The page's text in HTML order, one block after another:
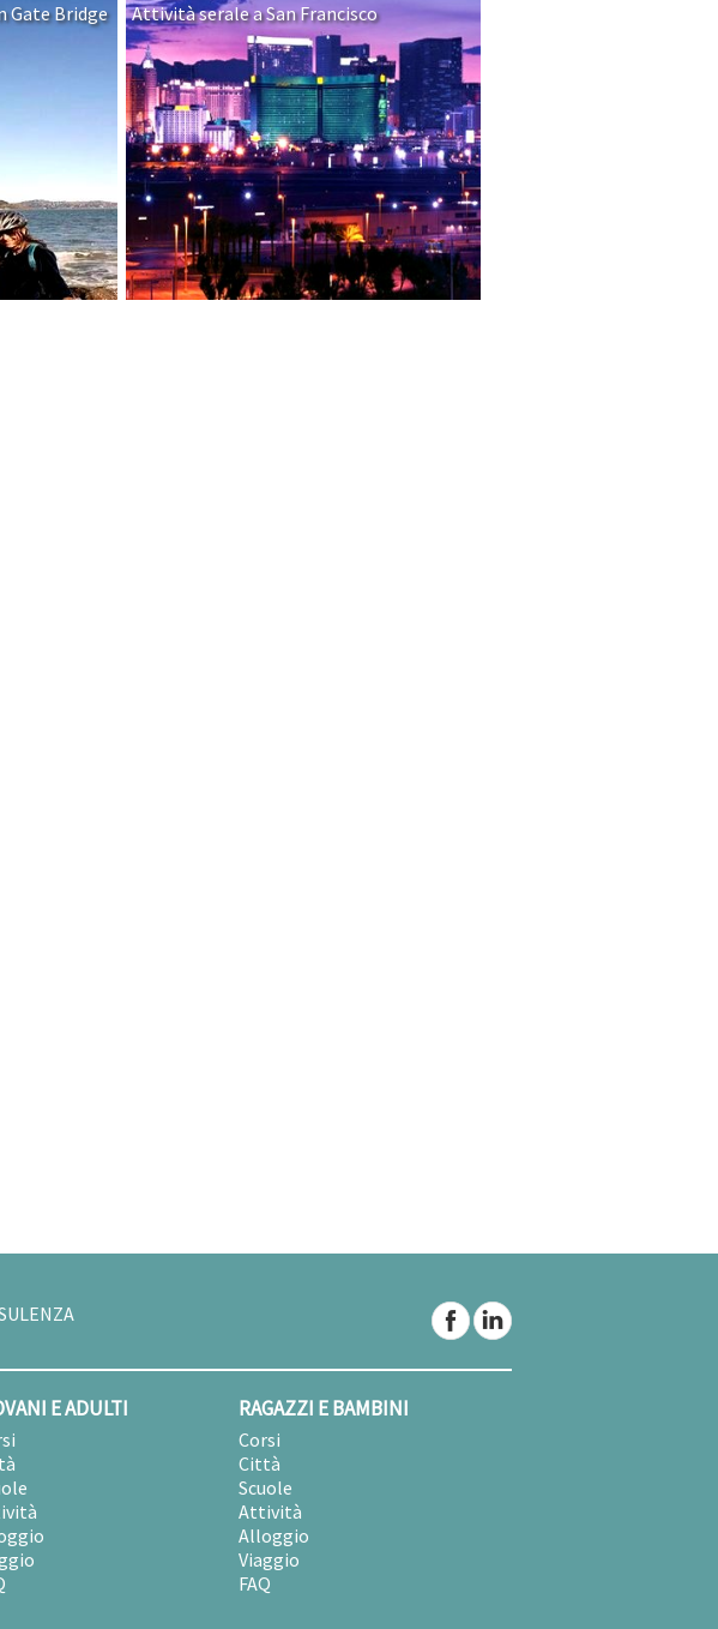
Gate Bridge Attività serale a San Francisco
E ADULTI RAGAZZI E BAMBINI
Corsi
Città
Scuole
Attività
Alloggio
Viaggio
FAQ